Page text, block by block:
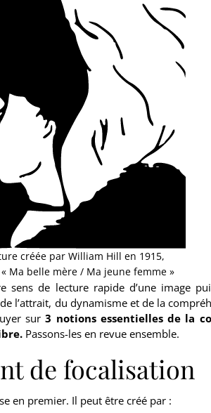
créée par William Hill en 1915,
Ma belle mère / Ma jeune femme »
sens de lecture rapide d’une image
l’attrait, du dynamisme et de la
sur3 notions essentielles de la
Passons-les en revue ensemble.
de focalisation
en premier. Il peut être créé par :